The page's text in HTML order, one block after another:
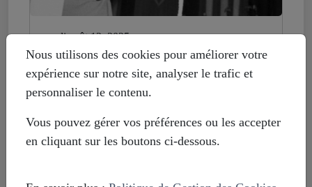
mardi août 12, 2025
Histoire déformée : les Européistes
veulent fonder leur unité sur la
russophobie
Nous utilisons des cookies pour améliorer votre
expérience sur notre site, analyser le trafic et
personnaliser le contenu.
Vous pouvez gérer vos préférences ou les accepter
en cliquant sur les boutons ci-dessous.